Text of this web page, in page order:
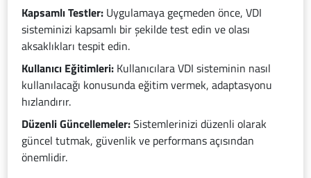
Kapsamlı Testler: Uygulamaya geçmeden önce, VDI
sisteminizi kapsamlı bir şekilde test edin ve olası
aksaklıkları tespit edin.
Kullanıcı Eğitimleri: Kullanıcılara VDI sisteminin nasıl
kullanılacağı konusunda eğitim vermek, adaptasyonu
hızlandırır.
Düzenli Güncellemeler:Sistemlerinizi düzenli olarak
güncel tutmak, güvenlik ve performans açısından
önemlidir.